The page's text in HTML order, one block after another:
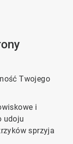
Twojego
i
udoju
sprzyja